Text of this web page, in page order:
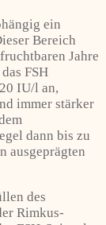
ein
Bereich
Jahre
FSH
IU/l an,
immer stärker
dann bis zu
ausgeprägten
des
Rimkus-